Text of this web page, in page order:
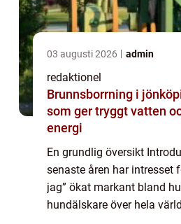
03 augusti 2026 admin
redaktionel
Brunnsborrning i jönköping
som ger tryggt vatten
energi
En grundlig översikt
senaste åren har intresset
jag” ökat markant bland
hundälskare över hela